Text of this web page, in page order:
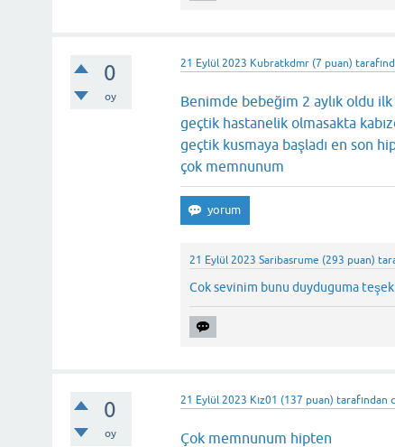
0
oy
21 Eylül 2023 Kubratkdmr (7 puan)
Benimde bebeğim 2 aylık oldu
geçtik hastanelik olmasakta
geçtik kusmaya başladı en son
çok memnunum
21 Eylül 2023 Saribasrume (293 puan)
Cok sevinim bunu duyduguma
0
oy
21 Eylül 2023 Kız01 (137 puan) tarafından
Çok memnunum hipten